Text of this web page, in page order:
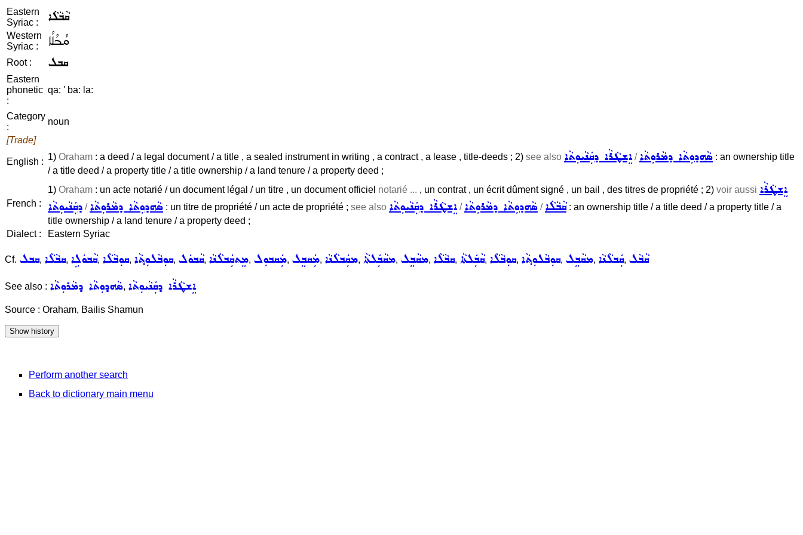
Eastern
Syriac :
ܩܵܒܵܠܵܐ
Western
Syriac :
ܩܳܒܳܠܳܐ
Root : ܩܒܠ
Eastern
phonetic
:
qa: ' ba: la:
Category
:
noun
[Trade]
English : 1) Oraham : a deed / a legal document / a title , a sealed instrument in writing , a contract , a lease , title-deeds ; 2) see also ܐܸܫܛܵܪܵܐ ܕܩܲܢܵܝܘܼܬܵܐ/ܣܵܗܕܘܼܬܵܐ ܕܡܵܪܘܼܬܵܐ : an ownership title
/ a title deed / a property title / a title ownership / a land tenure / a property deed ;
French :
1) Oraham : un acte notarié / un document légal / un titre , un document officiel notarié ... , un contrat , un écrit dûment signé , un bail , des titres de propriété ; 2) voir aussi ܐܸܫܛܵܪܵܐ
ܕܩܲܢܵܝܘܼܬܵܐ /ܣܵܗܕܘܼܬܵܐ ܕܡܵܪܘܼܬܵܐ : un titre de propriété / un acte de propriété ; see also ܐܸܫܛܵܪܵܐ ܕܩܲܢܵܝܘܼܬܵܐ/ܣܵܗܕܘܼܬܵܐ ܕܡܵܪܘܼܬܵܐ /ܩܵܒܵܠܵܐ: an ownership title / a title deed / a property title / a
title ownership / a land tenure / a property deed ;
Dialect :
Eastern Syriac
Cf. ܩܒܠ, ܩܒܵܠܵܐ, ܩܵܒܘܿܠܹܐ, ܩܘܼܒܵܠܵܐ, ܩܘܼܒܵܠܘܼܬ݂ܵܐ, ܩܵܒܘܿܠ, ܡܸܬܩܲܒܠܵܢܵܐ, ܡܲܩܒܘܼܠ, ܡܲܩܒܸܠ, ܡܩܲܒܠܵܢܵܐ, ܡܩܵܒܲܠܬܵܐ, ܡܩܵܒܸܠ, ܩܒܵܠܵܐ, ܩܵܒܲܠܬܵܐ, ܩܘܼܒܵܠܵܐ, ܩܘܼܒܵܠܘܼܬ݂ܵܐ, ܡܩܵܒܸܠ, ܩܲܒܠܵܢܵܐ, ܩܵܒܵܠ
See also : ܣܵܗܕܘܼܬܵܐ ܕܡܵܪܘܼܬܵܐ, ܐܸܫܛܵܪܵܐ ܕܩܲܢܵܝܘܼܬܵܐ
Source : Oraham, Bailis Shamun
Perform another search
Back to dictionary main menu